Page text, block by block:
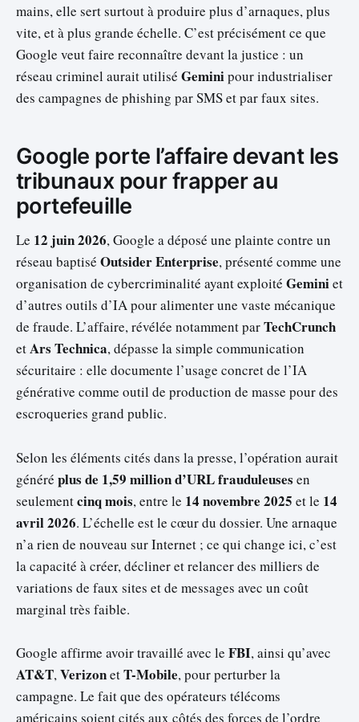
mains, elle sert surtout à produire plus d’arnaques, plus
vite, et à plus grande échelle. C’est précisément ce que
Google veut faire reconnaître devant la justice : un
réseau criminel aurait utilisé Geminipour industrialiser
des campagnes de phishing par SMS et par faux sites.
Google porte l’affaire devant les
tribunaux pour frapper au
portefeuille
Le 12 juin 2026, Google a déposé une plainte contre un
réseau baptisé Outsider Enterprise, présenté comme une
organisation de cybercriminalité ayant exploité Geminiet
d’autres outils d’IA pour alimenter une vaste mécanique
de fraude. L’affaire, révélée notamment parTechCrunch
etArs Technica, dépasse la simple communication
sécuritaire : elle documente l’usage concret de l’IA
générative comme outil de production de masse pour des
escroqueries grand public.
Selon les éléments cités dans la presse, l’opération aurait
généré plus de 1,59 million d’URL frauduleuses en
seulementcinq mois, entre le 14 novembre 2025 et le 14
avril 2026. L’échelle est le cœur du dossier. Une arnaque
n’a rien de nouveau sur Internet ; ce qui change ici, c’est
la capacité à créer, décliner et relancer des milliers de
variations de faux sites et de messages avec un coût
marginal très faible.
Google affirme avoir travaillé avec le FBI, ainsi qu’avec
AT&T,VerizonetT-Mobile, pour perturber la
campagne. Le fait que des opérateurs télécoms
américains soient cités aux côtés des forces de l’ordre